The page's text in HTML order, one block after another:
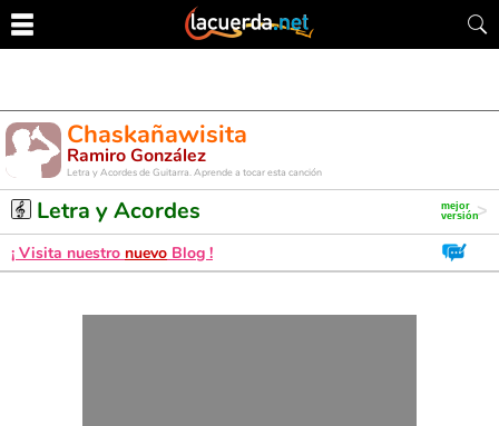
Chaskañawisita
Ramiro González
Letra y Acordes de Guitarra. Aprende a tocar esta canción
Letra y Acordes
¡ Visita nuestro nuevo Blog !